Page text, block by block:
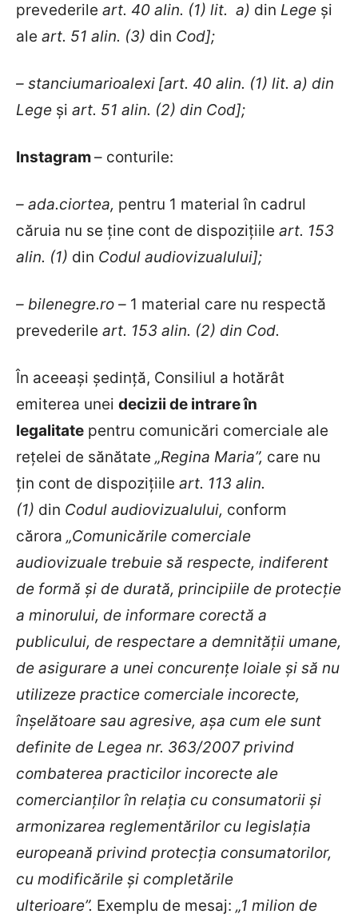
prevederile art. 40 alin. (1) lit. a) din Lege și
ale art. 51 alin. (3) din Cod];
– stanciumarioalexi [art. 40 alin. (1) lit. a) din
Lege și art. 51 alin. (2) din Cod];
Instagram– conturile:
– ada.ciortea, pentru 1 material în cadrul
căruia nu se ține cont de dispozițiile art. 153
alin. (1) din Codul audiovizualului];
– bilenegre.ro – 1 material care nu respectă
prevederile art. 153 alin. (2) din Cod.
În aceeași ședință, Consiliul a hotărât
emiterea unei decizii de intrare în
legalitate pentru comunicări comerciale ale
rețelei de sănătate „Regina Maria”, care nu
țin cont de dispozițiile art. 113 alin.
(1) din Codul audiovizualului, conform
cărora „Comunicările comerciale
audiovizuale trebuie să respecte, indiferent
de formă și de durată, principiile de protecție
a minorului, de informare corectă a
publicului, de respectare a demnității umane,
de asigurare a unei concurențe loiale și să nu
utilizeze practice comerciale incorecte,
înșelătoare sau agresive, așa cum ele sunt
definite de Legea nr. 363/2007 privind
combaterea practicilor incorecte ale
comercianților în relația cu consumatorii și
armonizarea reglementărilor cu legislația
europeană privind protecția consumatorilor,
cu modificările și completările
ulterioare”. Exemplu de mesaj: „1 milion de